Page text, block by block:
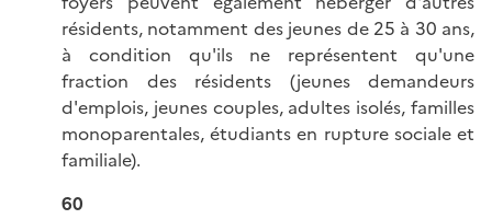
résidents, notamment des jeunes de 25 à 30 ans,
à condition qu'ils ne représentent qu'une
fraction des résidents (jeunes demandeurs
d'emplois, jeunes couples, adultes isolés, familles
monoparentales, étudiants en rupture sociale et
familiale).
60